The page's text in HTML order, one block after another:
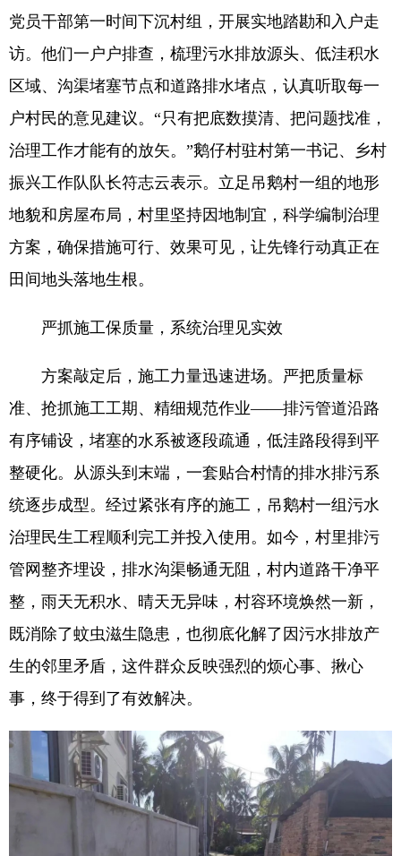
党员干部第一时间下沉村组，开展实地踏勘和入户走
访。他们一户户排查，梳理污水排放源头、低洼积水
区域、沟渠堵塞节点和道路排水堵点，认真听取每一
户村民的意见建议。“只有把底数摸清、把问题找准，
治理工作才能有的放矢。”鹅仔村驻村第一书记、乡村
振兴工作队队长符志云表示。立足吊鹅村一组的地形
地貌和房屋布局，村里坚持因地制宜，科学编制治理
方案，确保措施可行、效果可见，让先锋行动真正在
田间地头落地生根。
严抓施工保质量，系统治理见实效
方案敲定后，施工力量迅速进场。严把质量标
准、抢抓施工工期、精细规范作业——排污管道沿路
有序铺设，堵塞的水系被逐段疏通，低洼路段得到平
整硬化。从源头到末端，一套贴合村情的排水排污系
统逐步成型。经过紧张有序的施工，吊鹅村一组污水
治理民生工程顺利完工并投入使用。如今，村里排污
管网整齐埋设，排水沟渠畅通无阻，村内道路干净平
整，雨天无积水、晴天无异味，村容环境焕然一新，
既消除了蚊虫滋生隐患，也彻底化解了因污水排放产
生的邻里矛盾，这件群众反映强烈的烦心事、揪心
事，终于得到了有效解决。